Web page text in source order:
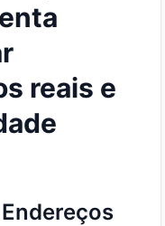
reais e